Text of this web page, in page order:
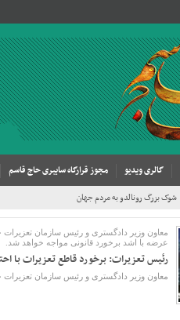
گالری ویدیو مجوز قرارگاه سایبری حاج قاسم
شوک بزرگ رونالدو به مردم جهان
عرضه با اشد برخورد قانونی مواجه خواهد شد.
رئیس تعزیرات: برخورد قاطع تعزیرات با
معاون وزیر دادگستری و رئیس سازمان تعزیرات حکومتی